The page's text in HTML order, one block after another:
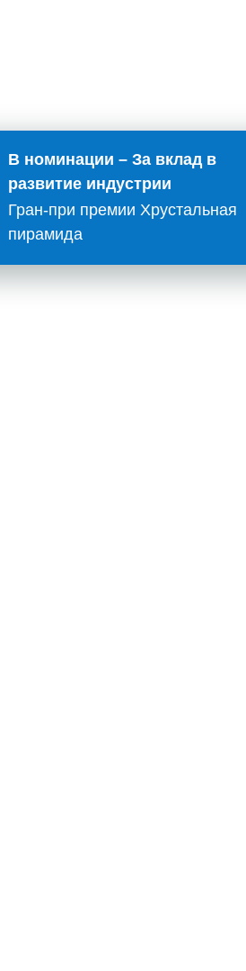
Гран-при премии Хрустальная
пирамида
В номинации – За вклад в
развитие индустрии